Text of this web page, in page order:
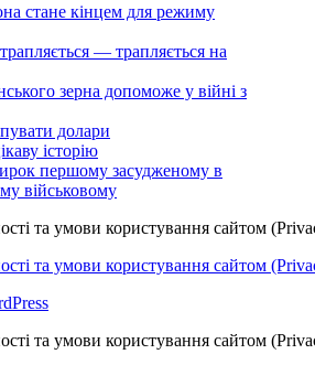
стане кінцем для режиму
— трапляється на
зерна допоможе у війні з
долари
історію
першому засудженому в
військовому
та умови користування сайтом
та умови користування сайтом
та умови користування сайтом